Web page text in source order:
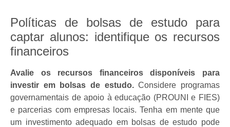
Políticas de bolsas de estudo para
captar alunos: identifique os recursos
financeiros
Avalie os recursos financeiros disponíveis para
investir em bolsas de estudo.Considere programas
governamentais de apoio à educação (PROUNI e FIES)
e parcerias com empresas locais. Tenha em mente que
um investimento adequado em bolsas de estudo pode